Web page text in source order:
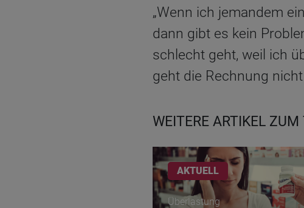
„Wenn ich jemandem
dann gibt es kein
schlecht geht, weil ich
geht die Rechnung nicht
WEITERE ARTIKEL
AKTUELL
Überlastung